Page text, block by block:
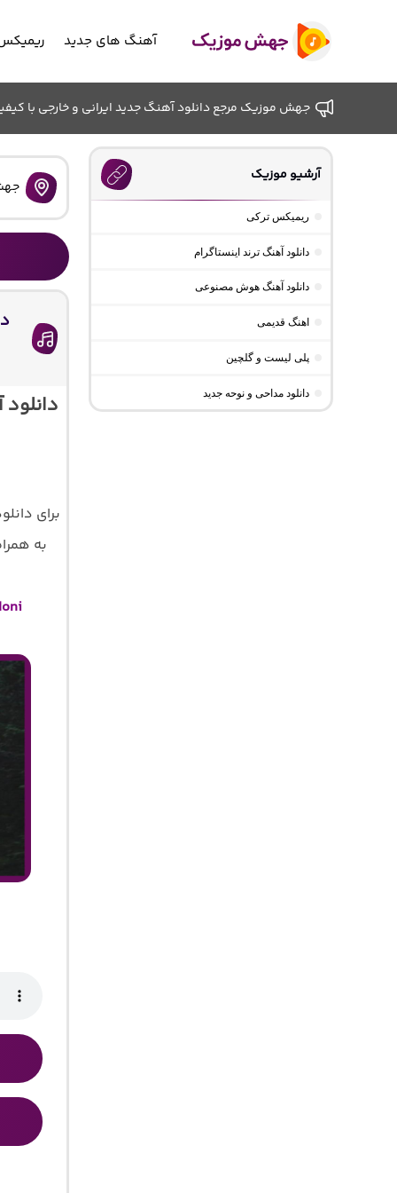
آهنگ های جدید
جهش موزیک مرجع دانلود آهنگ جدید ایرانی و خارجی با
برای
به
آرشیو موزیک
ریمیکس ترکی
دانلود آهنگ ترند اینستاگرام
دانلود آهنگ هوش مصنوعی
اهنگ قدیمی
پلی لیست و گلچین
دانلود مداحی و نوحه جدید